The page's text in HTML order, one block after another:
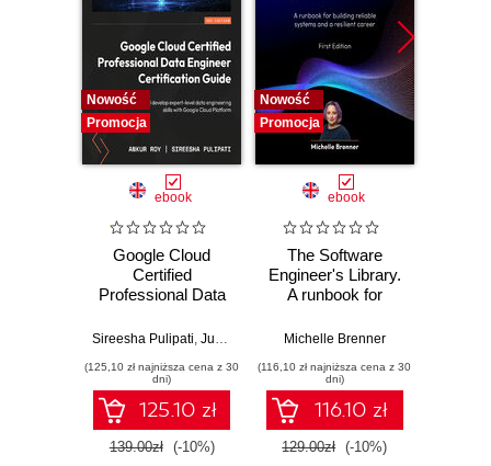
Nowość
Promocja
ebook
Google Cloud
Certified
Professional Data
Certification Guide.
develop expert-
level data
engineering skills
with Google Cloud
Platform
Sireesha Pulipati, Juan Carlos Escalante Soto
(125,10 zł najniższa cena z 30
dni)
125.10 zł
139.00zł (-10%)
Nowość
Promocja
ebook
The Software
Engineer's Library.
A runbook for
systems and a
Michelle Brenner
(116,10 zł najniższa cena z 30
dni)
116.10 zł
129.00zł (-10%)